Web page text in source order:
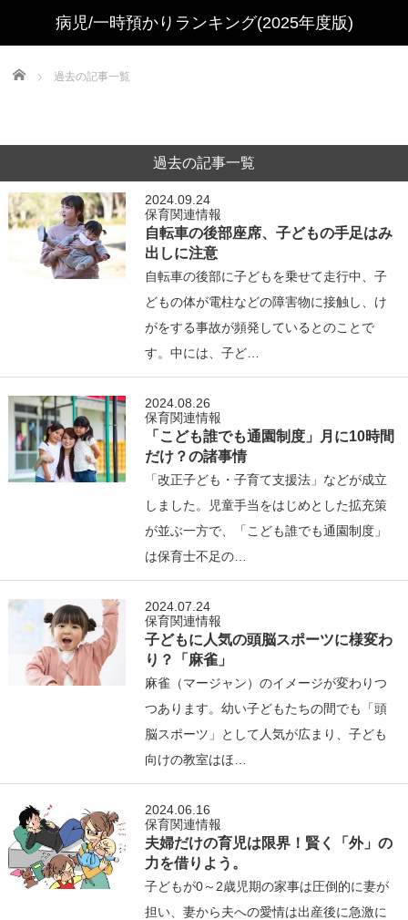
Home 過去の記事一覧
過去の記事一覧
2024.09.24
保育関連情報
自転車の後部座席、子どもの手足はみ
出しに注意
自転車の後部に子どもを乗せて走行中、子
どもの体が電柱などの障害物に接触し、け
がをする事故が頻発しているとのことで
す。中には、子ど…
2024.08.26
保育関連情報
「こども誰でも通園制度」月に10時間
だけ？の諸事情
「改正子ども・子育て支援法」などが成立
しました。児童手当をはじめとした拡充策
が並ぶ一方で、「こども誰でも通園制度」
は保育士不足の…
2024.07.24
保育関連情報
子どもに人気の頭脳スポーツに様変わ
り？「麻雀」
麻雀（マージャン）のイメージが変わりつ
つあります。幼い子どもたちの間でも「頭
脳スポーツ」として人気が広まり、子ども
向けの教室はほ…
2024.06.16
保育関連情報
夫婦だけの育児は限界！賢く「外」の
力を借りよう。
子どもが0～2歳児期の家事は圧倒的に妻が
担い、妻から夫への愛情は出産後に急激に